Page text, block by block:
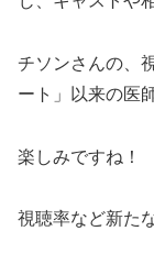
チソンさんの、
ート」以来の医
楽しみですね！
視聴率など新た